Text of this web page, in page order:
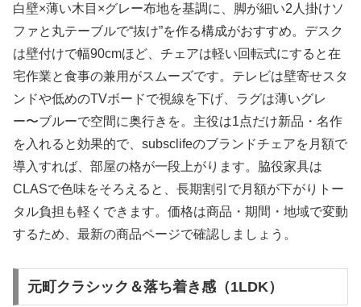
白壁×薄い木目×グレー布地を基調に、脚が細い2人掛けソ
ファと丸テーブルで“抜け”を作る構成がおすすめ。デスク
は壁付けで幅90cmほど、チェアは軽い回転式にすると在
宅作業と食事の兼用がスムーズです。テレビは壁寄せスタ
ンドや低めのTVボードで視線を下げ、ラグは薄いグレ
ー〜ブルーで空間に奥行きを。主役は1点だけ新品・名作
を入れると効果的で、subsclifeのブランドチェアを月額で
導入すれば、部屋の格が一段上がります。脇役家具は
CLASで色味をそろえると、長期割引で月額が下がりトー
タル負担も軽くできます。価格は商品・期間・地域で変動
するため、最新の商品ページで確認しましょう。
元町クラシック＆落ち着き感（1LDK）